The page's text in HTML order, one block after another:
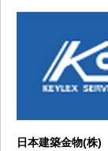
日本建築金物(株)